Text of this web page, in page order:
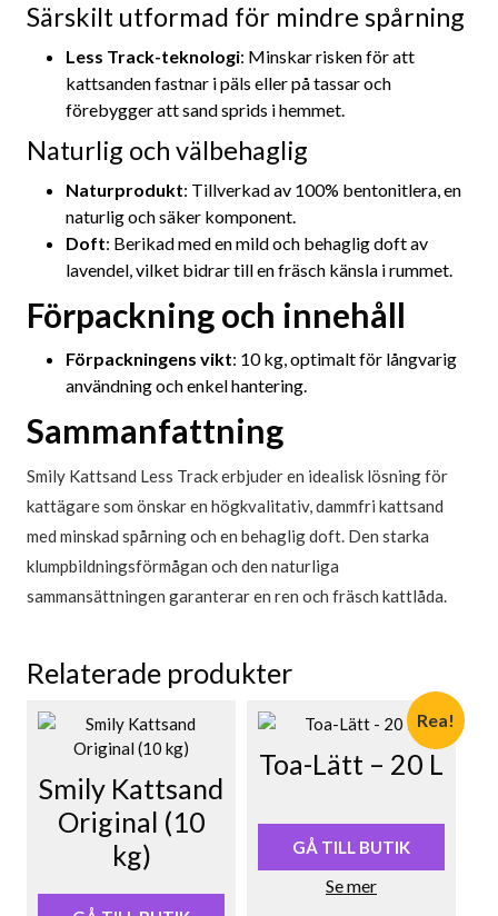
Särskilt utformad för mindre spårning
Less Track-teknologi: Minskar risken för att
kattsanden fastnar i päls eller på tassar och
förebygger att sand sprids i hemmet.
Naturlig och välbehaglig
Naturprodukt: Tillverkad av 100% bentonitlera, en
naturlig och säker komponent.
Doft: Berikad med en mild och behaglig doft av
lavendel, vilket bidrar till en fräsch känsla i rummet.
Förpackning och innehåll
Förpackningens vikt: 10 kg, optimalt för långvarig
användning och enkel hantering.
Sammanfattning
Smily Kattsand Less Track erbjuder en idealisk lösning för
kattägare som önskar en högkvalitativ, dammfri kattsand
med minskad spårning och en behaglig doft. Den starka
klumpbildningsförmågan och den naturliga
sammansättningen garanterar en ren och fräsch kattlåda.
Relaterade produkter
Smily Kattsand
Original (10
kg)
Rea!
Toa-Lätt – 20 L
ursprungliga
priset
149,00 kr.
nuvarande
priset
101,00 kr.
GÅ TILL BUTIK
Se mer